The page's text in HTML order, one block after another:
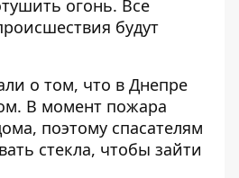
огонь. Все
будут
о том, что в Днепре
. В момент пожара
поэтому спасателям
стекла, чтобы зайти